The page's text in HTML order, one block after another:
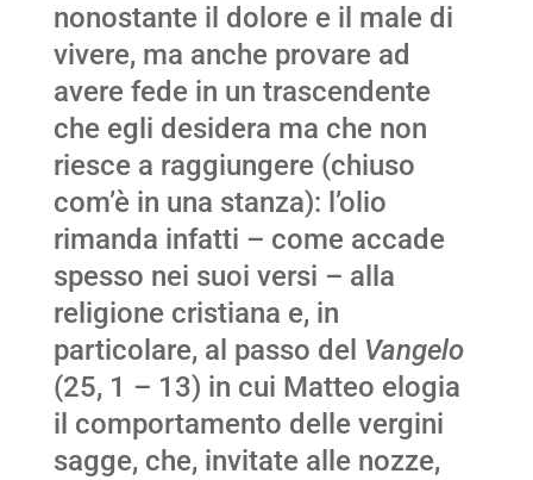
nonostante il dolore e il male di
vivere, ma anche provare ad
avere fede in un trascendente
che egli desidera ma che non
riesce a raggiungere (chiuso
com’è in una stanza): l’olio
rimanda infatti – come accade
spesso nei suoi versi – alla
religione cristiana e, in
particolare, al passo del Vangelo
(25, 1 – 13) in cui Matteo elogia
il comportamento delle vergini
sagge, che, invitate alle nozze,